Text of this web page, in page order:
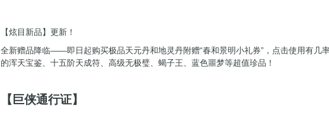
【炫目新品】更新！
全新赠品降临——即日起购买极品天元丹和地灵丹附赠“春和景明小礼券”，点击使用有几
的浑天宝鉴、十五阶天成符、高级无极璧、蝎子王、蓝色噩梦等超值珍品！
【巨侠通行证】